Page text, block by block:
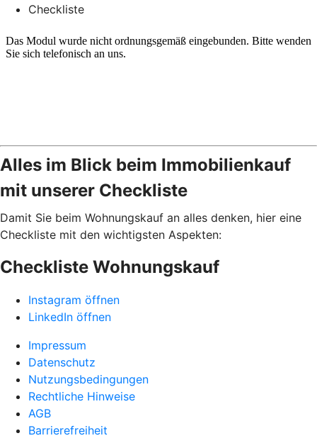
Checkliste
Alles im Blick beim Immobilienkauf
mit unserer Checkliste
Damit Sie beim Wohnungskauf an alles denken, hier eine
Checkliste mit den wichtigsten Aspekten:
Checkliste Wohnungskauf
Instagram öffnen
LinkedIn öffnen
Impressum
Datenschutz
Nutzungsbedingungen
Rechtliche Hinweise
AGB
Barrierefreiheit